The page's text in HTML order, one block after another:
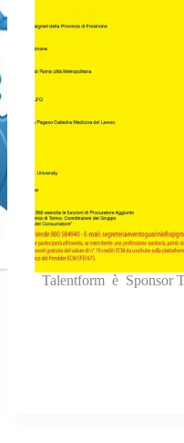
Talentform è Sponsor